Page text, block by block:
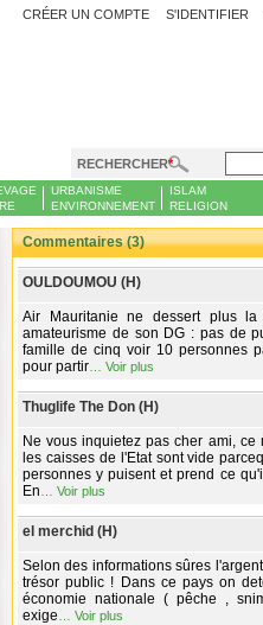
CRÉER UN COMPTE S'IDENTIFIER
RECHERCHER
URBANISME
ENVIRONNEMENT
ISLAM
RELIGION
Commentaires (3)
OULDOUMOU (H)
Air Mauritanie ne dessert plus
amateurisme de son DG : pas de
famille de cinq voir 10 personnes
pour partir
Voir plus
Thuglife The Don (H)
Ne vous inquietez pas cher ami, ce
les caisses de l'Etat sont vide
personnes y puisent et prend ce
En
Voir plus
el merchid (H)
Selon des informations sûres
trésor public ! Dans ce pays on
économie nationale ( pêche ,
exige
Voir plus